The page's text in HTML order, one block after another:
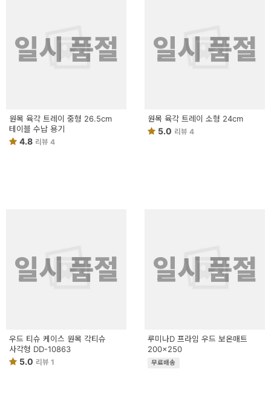
일시 품절
원목 육각 트레이 중형 26.5cm
테이블 수납 용기
4.8 리뷰 4
일시 품절
원목 육각 트레이 소형 24cm
5.0 리뷰 4
일시 품절
우드 티슈 케이스 원목 각티슈
사각형 DD-10863
5.0 리뷰 1
일시 품절
루미나D 프라임 우드 보온매트
200x250
무료배송